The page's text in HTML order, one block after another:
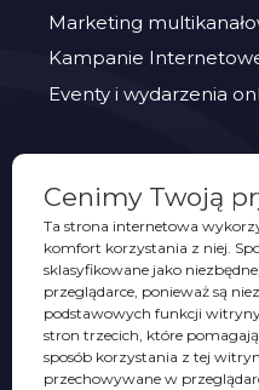
Marketing
Kampanie
Eventy i wydarzenia
Eventy
Identyfikacje wizualne
Opakowania
Projekty graficzne
Promocja sprzedaży
Cenimy Twoją
Ta strona internetowa
komfort korzystania z niej.
sklasyfikowane jako
przeglądarce, ponieważ są
podstawowych funkcji
stron trzecich, które
sposób korzystania z tej
przechowywane w